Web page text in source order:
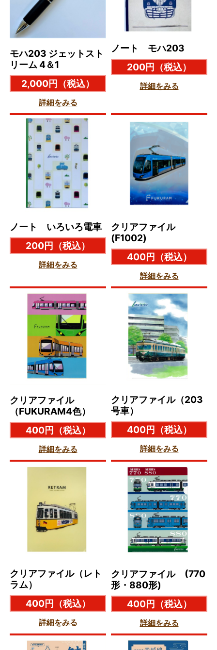
モハ203 ジェットスト
リーム 4＆1
2,000円 （税込）
詳細をみる
ノート モハ203
200円 （税込）
詳細をみる
ノート いろいろ電車
200円 （税込）
詳細をみる
クリアファイル
(F1002)
400円 （税込）
詳細をみる
クリアファイル
（FUKURAM4色）
400円 （税込）
詳細をみる
クリアファイル（203
号車）
400円
（税込）
詳細をみる
クリアファイル（レト
ラム）
400円 （税込）
詳細をみる
クリアファイル (770
形・880形)
400円
（税込）
詳細をみる